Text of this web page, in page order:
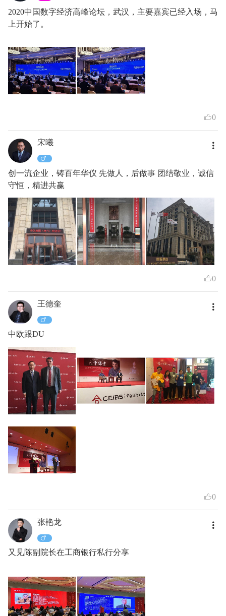
2020中国数字经济高峰论坛，武汉，主要嘉宾已经入场，马
上开始了。
0
宋曦
创一流企业，铸百年华仪 先做人，后做事 团结敬业，诚信
守恒，精进共赢
0
王德奎
中欧跟DU
0
张艳龙
又见陈副院长在工商银行私行分享